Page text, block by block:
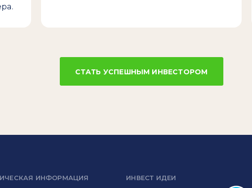
СТАТЬ УСПЕШНЫМ ИНВЕСТОРОМ
ИНФОРМАЦИЯ ИНВЕСТ ИДЕИ